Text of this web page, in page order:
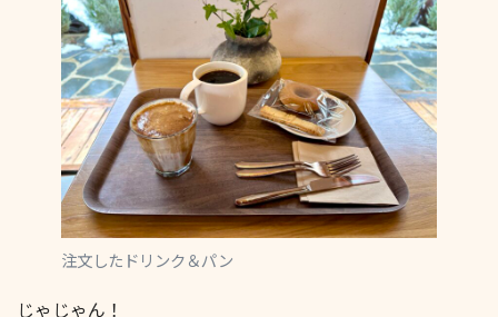
注文したドリンク＆パン
じゃじゃん！